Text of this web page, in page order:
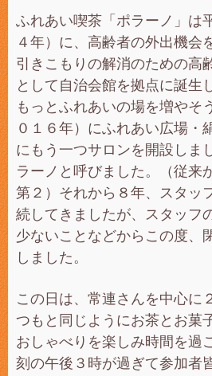
ふれあい喫茶「ポラーノ」は
４年）に、高齢者の外出機会
引きこもりの解消のための高
として自治会館を拠点に誕生
もっとふれあいの場を増やそ
０１６年）にふれあい広場・
にもう一つサロンを開設しま
ラーノと呼びました。（従来
第２）それから８年、スタッ
続してきましたが、スタッフ
少ないことなどからこの度、
しました。
この日は、常連さんを中心に
つもと同じようにお茶とお菓
おしゃべりを楽しみ時間を過
刻の午後３時が過ぎて参加者